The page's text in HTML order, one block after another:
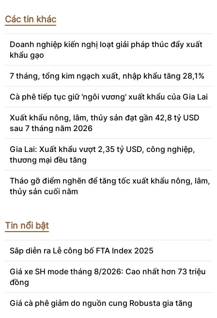
Các tin khác
Doanh nghiệp kiến nghị loạt giải pháp thúc đẩy xuất
khẩu gạo
7 tháng, tổng kim ngạch xuất, nhập khẩu tăng 28,1%
Cà phê tiếp tục giữ 'ngôi vương' xuất khẩu của Gia Lai
Xuất khẩu nông, lâm, thủy sản đạt gần 42,8 tỷ USD
sau 7 tháng năm 2026
Gia Lai: Xuất khẩu vượt 2,35 tỷ USD, công nghiệp,
thương mại đều tăng
Tháo gỡ điểm nghẽn để tăng tốc xuất khẩu nông, lâm,
thủy sản cuối năm
Tin nổi bật
Sắp diễn ra Lễ công bố FTA Index 2025
Giá xe SH mode tháng 8/2026: Cao nhất hơn 73 triệu
đồng
Giá cà phê giảm do nguồn cung Robusta gia tăng